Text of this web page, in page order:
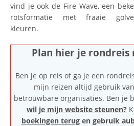
vind je ook de Fire Wave, een
rotsformatie met fraaie
kleuren.
Plan hier je rondreis
Ben je op reis of ga je een
mijn reizen altijd gebruik
betrouwbare organisaties. Ben je
wil je mijn website steunen?
boekingen terugen gebruik